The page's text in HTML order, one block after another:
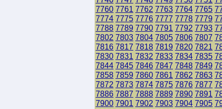
7760 7761 7762 7763 7764 7765
7774 7775 7776 7777 7778 7779
7788 7789 7790 7791 7792 7793
7802 7803 7804 7805 7806 7807
7816 7817 7818 7819 7820 7821
7830 7831 7832 7833 7834 7835
7844 7845 7846 7847 7848 7849
7858 7859 7860 7861 7862 7863
7872 7873 7874 7875 7876 7877
7886 7887 7888 7889 7890 7891
7900 7901 7902 7903 7904 7905